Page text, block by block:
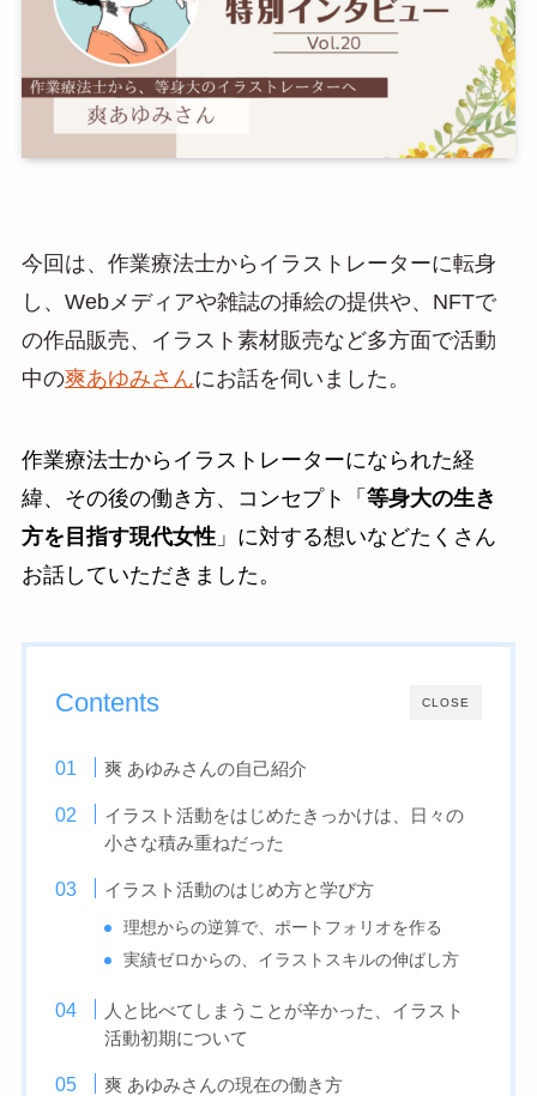
今回は、作業療法士からイラストレーターに転身
し、Webメディアや雑誌の挿絵の提供や、NFTで
の作品販売、イラスト素材販売など多方面で活動
中の爽あゆみさんにお話を伺いました。
作業療法士からイラストレーターになられた経
緯、その後の働き方、コンセプト「 等身大の生き
方を目指す現代女性」に対する想いなどたくさん
お話していただきました。
CLOSE
Contents
爽 あゆみさんの自己紹介
イラスト活動をはじめたきっかけは、日々の
小さな積み重ねだった
イラスト活動のはじめ方と学び方
理想からの逆算で、ポートフォリオを作る
実績ゼロからの、イラストスキルの伸ばし方
人と比べてしまうことが辛かった、イラスト
活動初期について
爽 あゆみさんの現在の働き方